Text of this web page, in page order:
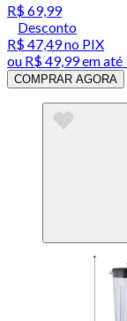
R$ 69,99
Desconto
R$ 47,49no PIX
ou R$ 49,99em até
COMPRAR AGORA